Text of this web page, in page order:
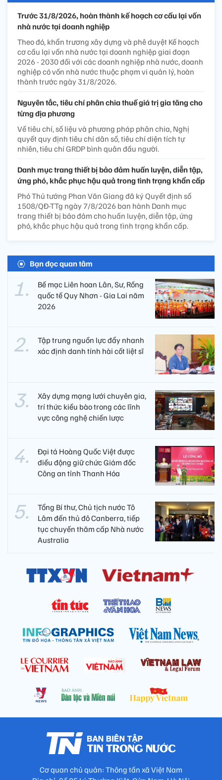
Trước 31/8/2026, hoàn thành kế hoạch cơ cấu lại vốn
nhà nước tại doanh nghiệp
Theo đó, khẩn trương xây dựng và phê duyệt Kế hoạch
cơ cấu lại vốn nhà nước tại doanh nghiệp giai đoạn
2026 - 2030 đối với các doanh nghiệp nhà nước, doanh
nghiệp có vốn nhà nước thuộc phạm vi quản lý, hoàn
thành trước ngày 31/8/2026.
Nguyên tắc, tiêu chí phân chia thuế giá trị gia tăng cho
từng địa phương
Về tiêu chí, số liệu và phương pháp phân chia, Nghị
quyết quy định tiêu chí dân số, tiêu chí diện tích tự
nhiên, tiêu chí GRDP bình quân đầu người.
Danh mục trang thiết bị bảo đảm huấn luyện, diễn tập,
ứng phó, khắc phục hậu quả trong tình trạng khẩn cấp
Phó Thủ tướng Phan Văn Giang đã ký Quyết định số
1508/QĐ-TTg ngày 7/8/2026 ban hành Danh mục
trang thiết bị bảo đảm cho huấn luyện, diễn tập, ứng
phó, khắc phục hậu quả trong tình trạng khẩn cấp.
Bạn đọc quan tâm
Bế mạc Liên hoan Lân, Sư, Rồng
quốc tế Quy Nhơn - Gia Lai năm
2026
Tập trung nguồn lực đẩy nhanh
xác định danh tính hài cốt liệt sĩ
Xây dựng mạng lưới chuyên gia,
trí thức kiều bào trong các lĩnh
vực công nghệ chiến lược
Đại tá Hoàng Quốc Việt được
điều động giữ chức Giám đốc
Công an tỉnh Thanh Hóa
Tổng Bí thư, Chủ tịch nước Tô
Lâm đến thủ đô Canberra, tiếp
tục chuyến thăm cấp Nhà nước
Australia
Cơ quan chủ quản: Thông tấn xã Việt Nam